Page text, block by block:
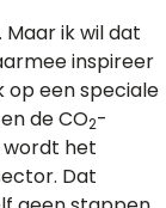
ik wil dat
inspireer
op een speciale
de CO2-
wordt het
Dat